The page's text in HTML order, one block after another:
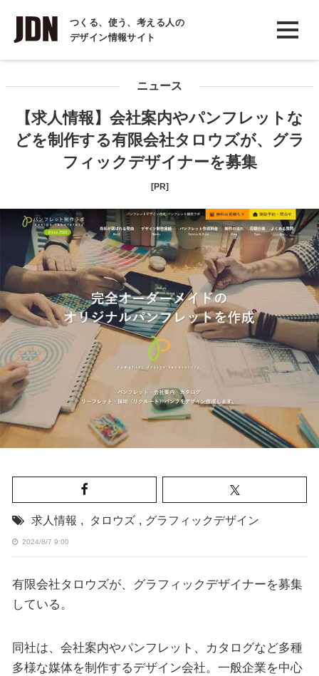
つくる、使う、考える人の
デザイン情報サイト
INTERVIEW
インタビュー
COLUMN
コラム
ニュース
【求人情報】会社案内やパンフレットな
どを制作する有限会社タロウズが、グラ
フィックデザイナーを募集
[PR]
求人情報 , タロウズ , グラフィックデザイン
2024/8/7 9:00
有限会社タロウズが、グラフィックデザイナーを募集
している。
同社は、会社案内やパンフレット、カタログなど多種
多様な媒体を制作するデザイン会社。一般企業を中心